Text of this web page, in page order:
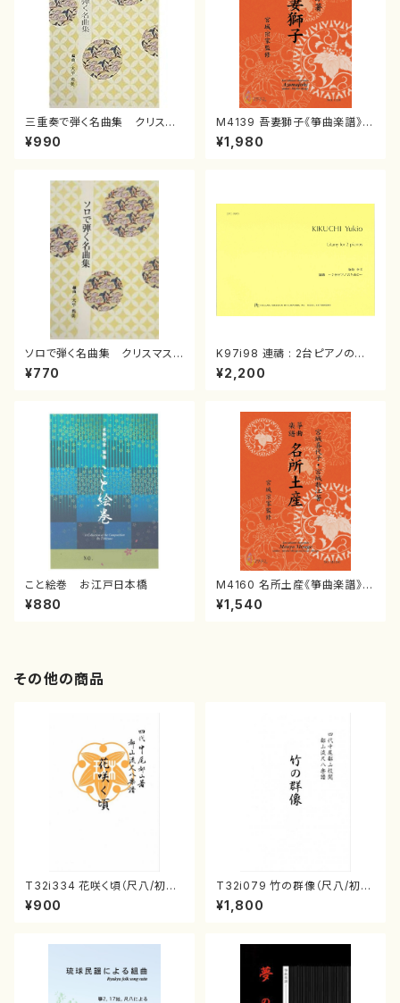
三重奏で弾く名曲集 クリスマ
スメドレー( 箏2/大平光美 編
曲/楽譜）
¥990
M4139 吾妻獅子《箏曲楽譜》
（箏/宮城道雄著・宮城宗家監修/
箏曲古典楽譜）
¥1,980
ソロで弾く名曲集 クリスマス・
イブ／恋人がサンタクロース(
箏独奏 /大平光美 編曲/楽
¥770
K97i98 連禱 : 2台ピアノのた
めの（2 Pianos / 菊池 幸夫 /
楽譜）
¥2,200
こと絵巻 お江戸日本橋
¥880
M4160 名所土産《箏曲楽譜》
（箏/宮城喜代子・宮城数江著・
宮城宗家監修/箏曲古典楽譜）
¥1,540
その他の商品
T32i334 花咲く頃（尺八/初代
山川園松/楽譜）都山流公刊楽譜
曲番:2037
¥900
T32i079 竹の群像（尺八/初代
山本邦山/尺八/都山式譜）都山
流公刊楽譜曲番:528
¥1,800